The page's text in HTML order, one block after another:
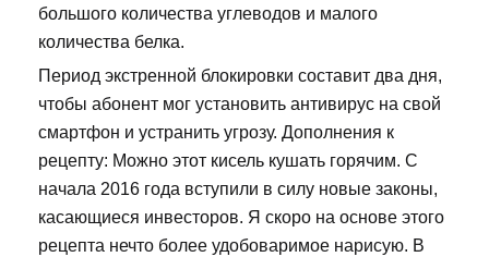
большого количества углеводов и малого
количества белка.
Период экстренной блокировки составит два дня,
чтобы абонент мог установить антивирус на свой
смартфон и устранить угрозу. Дополнения к
рецепту: Можно этот кисель кушать горячим. С
начала 2016 года вступили в силу новые законы,
касающиеся инвесторов. Я скоро на основе этого
рецепта нечто более удобоваримое нарисую. В